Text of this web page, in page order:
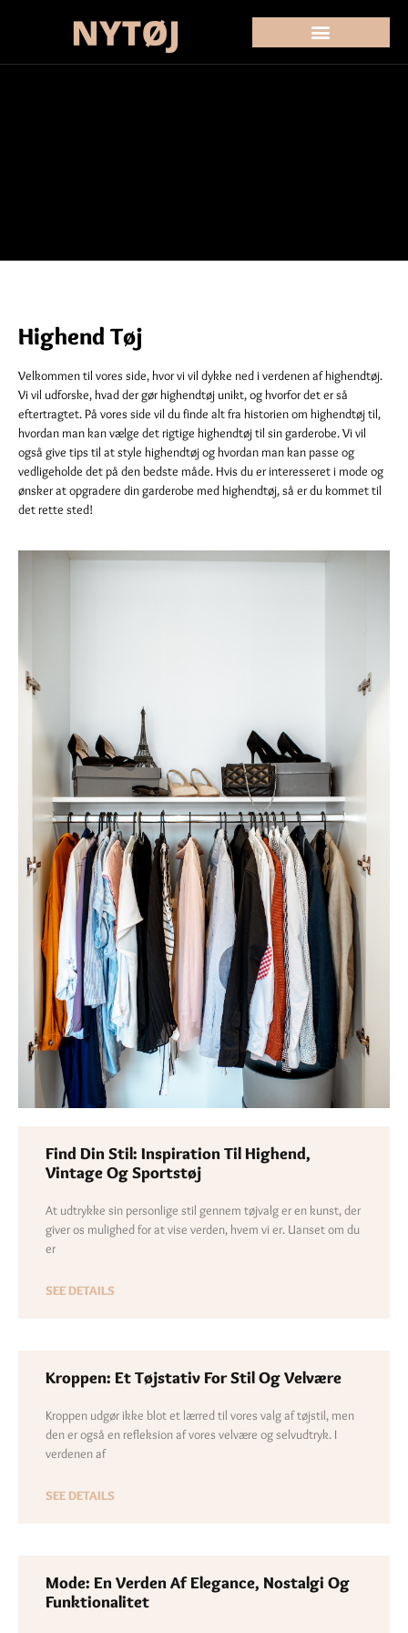
Highend Tøj
Velkommen til vores side, hvor vi vil dykke ned i verdenen af highendtøj.
Vi vil udforske, hvad der gør highendtøj unikt, og hvorfor det er så
eftertragtet. På vores side vil du finde alt fra historien om highendtøj til,
hvordan man kan vælge det rigtige highendtøj til sin garderobe. Vi vil
også give tips til at style highendtøj og hvordan man kan passe og
vedligeholde det på den bedste måde. Hvis du er interesseret i mode og
ønsker at opgradere din garderobe med highendtøj, så er du kommet til
det rette sted!
Find Din Stil: Inspiration Til Highend,
Vintage Og Sportstøj
At udtrykke sin personlige stil gennem tøjvalg er en kunst, der
giver os mulighed for at vise verden, hvem vi er. Uanset om du
er
SEE DETAILS
Kroppen: Et Tøjstativ For Stil Og Velvære
Kroppen udgør ikke blot et lærred til vores valg af tøjstil, men
den er også en refleksion af vores velvære og selvudtryk. I
verdenen af
SEE DETAILS
Mode: En Verden Af Elegance, Nostalgi Og
Funktionalitet